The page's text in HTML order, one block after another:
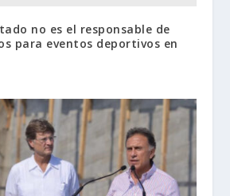
no es el responsable de
para eventos deportivos en